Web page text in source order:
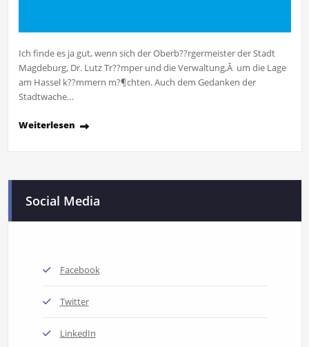
Ich finde es ja gut, wenn sich der Oberb??rgermeister der Stadt
Magdeburg, Dr. Lutz Tr??mper und die Verwaltung,Â um die Lage
am Hassel k??mmern m?¶chten. Auch dem Gedanken der
Stadtwache…
Weiterlesen
Social Media
Facebook
Twitter
LinkedIn